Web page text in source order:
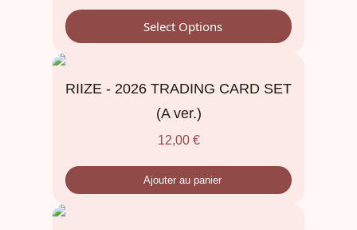
Select Options
RIIZE - 2026 TRADING CARD SET
(A ver.)
12,00 €
Ajouter au panier